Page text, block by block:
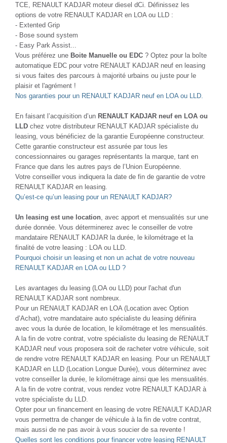
TCE, RENAULT KADJAR moteur diesel dCi. Définissez les
options de votre RENAULT KADJAR en LOA ou LLD :
- Extented Grip
- Bose sound system
- Easy Park Assist...
Vous préférez une Boite Manuelle ou EDC ? Optez pour la boîte
automatique EDC pour votre RENAULT KADJAR neuf en leasing
si vous faites des parcours à majorité urbains ou juste pour le
plaisir et l'agrément !
Nos garanties pour un RENAULT KADJAR neuf en LOA ou LLD.
En faisant l’acquisition d’un RENAULT KADJAR neuf en LOA ou
LLD chez votre distributeur RENAULT KADJAR spécialiste du
leasing, vous bénéficiez de la garantie Européenne constructeur.
Cette garantie constructeur est assurée par tous les
concessionnaires ou garages représentants la marque, tant en
France que dans les autres pays de l’Union Européenne.
Votre conseiller vous indiquera la date de fin de garantie de votre
RENAULT KADJAR en leasing.
Qu’est-ce qu’un leasing pour un RENAULT KADJAR?
Un leasing est une location , avec apport et mensualités sur une
durée donnée. Vous déterminerez avec le conseiller de votre
mandataire RENAULT KADJAR la durée, le kilométrage et la
finalité de votre leasing : LOA ou LLD.
Pourquoi choisir un leasing et non un achat de votre nouveau
RENAULT KADJAR en LOA ou LLD ?
Les avantages du leasing (LOA ou LLD) pour l'achat d'un
RENAULT KADJAR sont nombreux.
Pour un RENAULT KADJAR en LOA (Location avec Option
d’Achat), votre mandataire auto spécialiste du leasing définira
avec vous la durée de location, le kilométrage et les mensualités.
A la fin de votre contrat, votre spécialiste du leasing de RENAULT
KADJAR neuf vous proposera soit de racheter votre véhicule, soit
de rendre votre RENAULT KADJAR en leasing. Pour un RENAULT
KADJAR en LLD (Location Longue Durée), vous déterminez avec
votre conseiller la durée, le kilométrage ainsi que les mensualités.
A la fin de votre contrat, vous rendez votre RENAULT KADJAR à
votre spécialiste du LLD.
Opter pour un financement en leasing de votre RENAULT KADJAR
vous permettra de changer de véhicule à la fin de votre contrat,
mais aussi de ne pas avoir à vous soucier de sa revente !
Quelles sont les conditions pour financer votre leasing RENAULT